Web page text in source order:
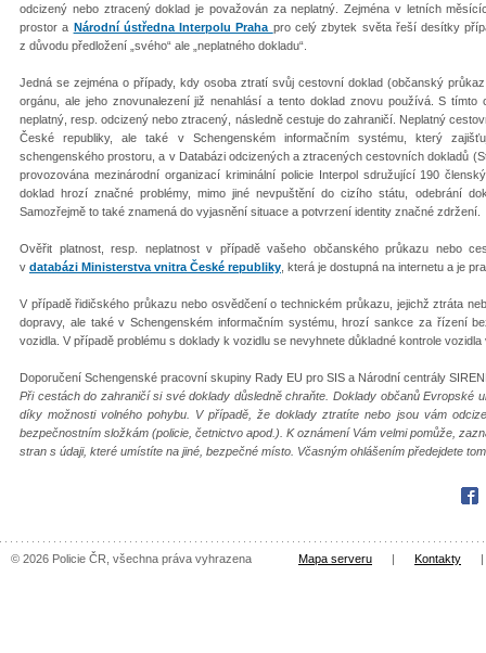
odcizený nebo ztracený doklad je považován za neplatný. Zejména v letních
prostor a Národní ústředna Interpolu Praha pro celý zbytek světa řeší desítky
z důvodu předložení „svého“ ale „neplatného dokladu“.
Jedná se zejména o případy, kdy osoba ztratí svůj cestovní doklad (občanský
orgánu, ale jeho znovunalezení již nenahlásí a tento doklad znovu používá. S
neplatný, resp. odcizený nebo ztracený, následně cestuje do zahraničí. Neplatný
České republiky, ale také v Schengenském informačním systému, který
schengenského prostoru, a v Databázi odcizených a ztracených cestovních dokladů
provozována mezinárodní organizací kriminální policie Interpol sdružující 190
doklad hrozí značné problémy, mimo jiné nevpuštění do cizího státu, odebrání
Samozřejmě to také znamená do vyjasnění situace a potvrzení identity značné zdržení.
Ověřit platnost, resp. neplatnost v případě vašeho občanského průkazu nebo
v databázi Ministerstva vnitra České republiky , která je dostupná na internetu a je
V případě řidičského průkazu nebo osvědčení o technickém průkazu, jejichž ztráta
dopravy, ale také v Schengenském informačním systému, hrozí sankce za řízení
vozidla. V případě problému s doklady k vozidlu se nevyhnete důkladné kontrole
Doporučení Schengenské pracovní skupiny Rady EU pro SIS a Národní centrály
Při cestách do zahraničí si své doklady důsledně chraňte. Doklady občanů Evropské
díky možnosti volného pohybu. V případě, že doklady ztratíte nebo jsou vám
bezpečnostním složkám (policie, četnictvo apod.). K oznámení Vám velmi pomůže,
stran s údaji, které umístíte na jiné, bezpečné místo. Včasným ohlášením předejdete
© 2026 Policie ČR, všechna práva vyhrazena Mapa serveru Kontakty